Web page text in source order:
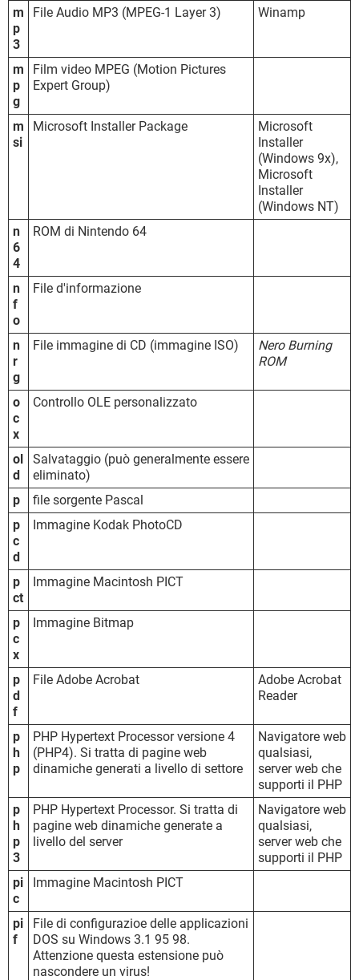
m
p
3
File Audio MP3 (MPEG-1 Layer 3) Winamp
m
p
g
Film video MPEG (Motion Pictures
Expert Group)
m
si
Microsoft Installer Package
Microsoft
Installer
(Windows 9x),
Microsoft
Installer
(Windows NT)
n
6
4
ROM di Nintendo 64
n
f
o
File d'informazione
n
r
g
File immagine di CD (immagine ISO)
Nero Burning
ROM
o
c
x
Controllo OLE personalizzato
ol
d
Salvataggio (può generalmente essere
eliminato)
p
file sorgente Pascal
p
c
d
Immagine Kodak PhotoCD
p
ct
Immagine Macintosh PICT
p
c
x
Immagine Bitmap
p
d
f
File Adobe Acrobat
Adobe Acrobat
Reader
p
h
p
PHP Hypertext Processor versione 4
(PHP4). Si tratta di pagine web
dinamiche generati a livello di settore
Navigatore web
qualsiasi,
server web che
supporti il PHP
p
h
p
3
PHP Hypertext Processor. Si tratta di
pagine web dinamiche generate a
livello del server
Navigatore web
qualsiasi,
server web che
supporti il PHP
pi
c
Immagine Macintosh PICT
pi
f
File di configurazioe delle applicazioni
DOS su Windows 3.1 95 98.
Attenzione questa estensione può
nascondere un virus!